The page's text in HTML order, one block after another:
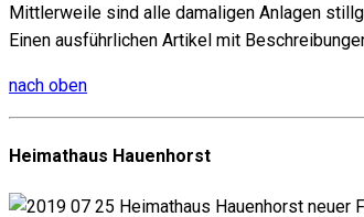
Mittlerweile sind alle damaligen Anlagen
Einen ausführlichen Artikel mit
nach oben
Heimathaus Hauenhorst